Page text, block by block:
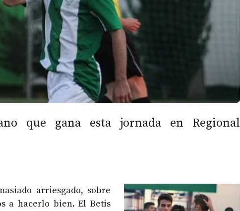
que gana esta jornada en Regional
arriesgado, sobre
a hacerlo bien. El Betis